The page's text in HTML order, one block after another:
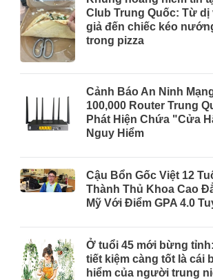
Club Trung Quốc: Từ dị
giả đến chiếc kéo
trong pizza
Cảnh Báo An Ninh
100,000 Router Trung
Phát Hiện Chứa "Cửa
Nguy Hiểm
Cậu Bổn Gốc Việt 12
Thành Thủ Khoa Cao
Mỹ Với Điểm GPA 4.0
Ở tuổi 45 mới bừng
tiết kiệm càng tốt là cái
hiểm của người trung